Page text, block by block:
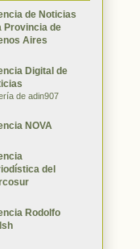
de Noticias
Provincia de
Aires
Digital de
de adin907
NOVA
del
Rodolfo